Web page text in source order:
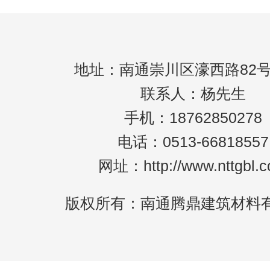
地址：南通崇川区濠西路82
联系人：杨先生
手机：18762850278
电话：0513-66818557
网址：http://
版权所有：南通腾鼎建筑材料